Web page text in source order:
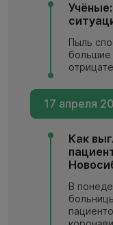
Пыль
большие
17 апреля
Как
В